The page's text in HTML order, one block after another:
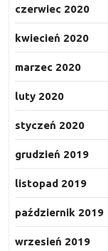
czerwiec 2020
kwiecień 2020
marzec 2020
luty 2020
styczeń 2020
grudzień 2019
listopad 2019
październik 2019
wrzesień 2019